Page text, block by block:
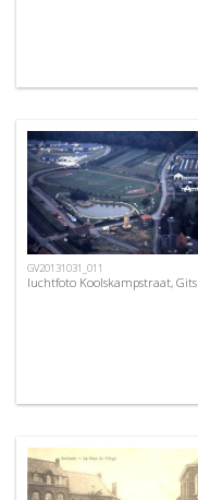
GV20131031_011
luchtfoto Koolskampstraat, Gits